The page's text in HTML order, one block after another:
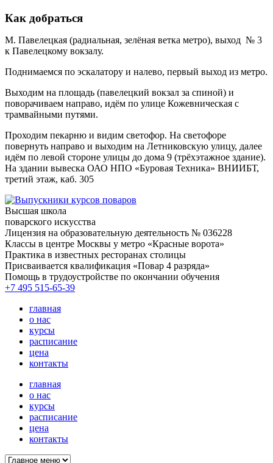
Как добраться
М. Павелецкая (радиальная, зелёная ветка метро), выход № 3
к Павелецкому вокзалу.
Поднимаемся по эскалатору и налево, первый выход из метро.
Выходим на площадь (павелецкий вокзал за спиной) и
поворачиваем направо, идём по улице Кожевническая с
трамвайными путями.
Проходим пекарню и видим светофор. На светофоре
повернуть направо и выходим на Летниковскую улицу, далее
идём по левой стороне улицы до дома 9 (трёхэтажное здание).
На здании вывеска ОАО НПО «Буровая Техника» ВНИИБТ,
третий этаж, каб. 305
Высшая школа
поварского искусства
Лицензия на образовательную деятельность № 036228
Классы в центре Москвы у метро «Красные ворота»
Практика в известных ресторанах столицы
Присваивается квалификация «Повар 4 разряда»
Помощь в трудоустройстве по окончании обучения
+7 495 515-65-39
главная
о нас
курсы
расписание
цена
контакты
главная
о нас
курсы
расписание
цена
контакты